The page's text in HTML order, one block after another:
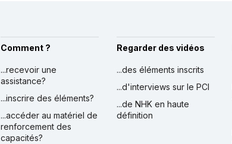
Comment ?
...recevoir une
assistance?
...inscrire des éléments?
...accéder au matériel de
renforcement des
capacités?
Regarder des vidéos
...des éléments inscrits
...d'interviews sur le PCI
...de NHK en haute
définition